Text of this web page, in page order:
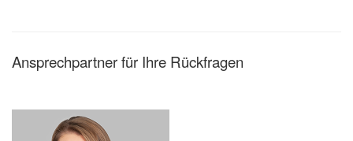
Ansprechpartner für Ihre Rückfragen